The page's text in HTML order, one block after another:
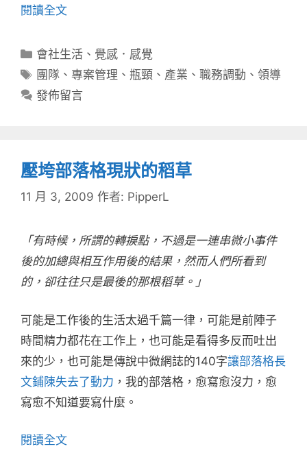
閱讀全文
分
類
會社生活 、 覺感．感覺
標
籤
團隊 、專案管理 、瓶頸 、 產業 、職務調動 、領導
發佈留言
壓垮部落格現狀的稻草
11 月 3, 2009 作者: PipperL
「有時候，所謂的轉捩點，不過是一連串微小事件
後的加總與相互作用後的結果，然而人們所看到
的，卻往往只是最後的那根稻草。」
可能是工作後的生活太過千篇一律，可能是前陣子
時間精力都花在工作上，也可能是看得多反而吐出
來的少，也可能是傳說中微網誌的140字讓部落格長
文鋪陳失去了動力 ，我的部落格，愈寫愈沒力，愈
寫愈不知道要寫什麼。
閱讀全文